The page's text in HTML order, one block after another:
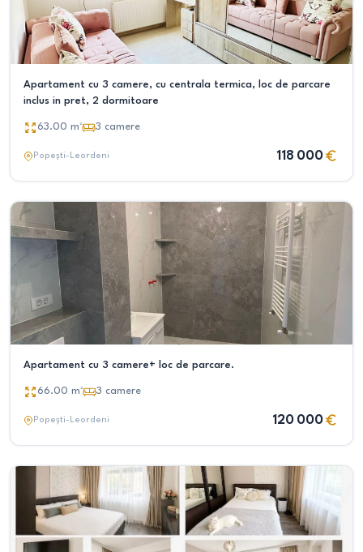
Apartament cu 3 camere, cu centrala termica, loc de parcare
inclus in pret, 2 dormitoare
63.00 m² 3 camere
Popești-Leordeni 118 000
Apartament cu 3 camere+ loc de parcare.
66.00 m² 3 camere
Popești-Leordeni 120 000